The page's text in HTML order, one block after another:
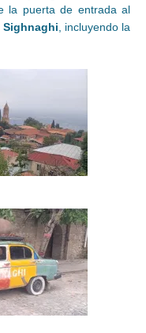
la puerta de entrada al
Sighnaghi, incluyendo la